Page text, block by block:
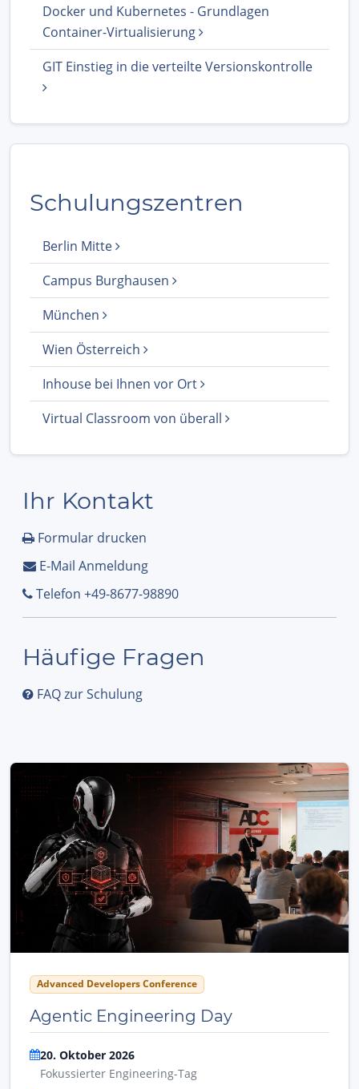
Docker und Kubernetes - Grundlagen
Container-Virtualisierung
GIT Einstieg in die verteilte Versionskontrolle
Schulungszentren
Berlin Mitte
Campus Burghausen
München
Wien Österreich
Inhouse bei Ihnen vor Ort
Virtual Classroom von überall
Ihr Kontakt
Formular drucken
E-Mail Anmeldung
Telefon +49-8677-98890
Häufige Fragen
FAQ zur Schulung
Advanced Developers Conference
Agentic Engineering Day
20. Oktober 2026
Fokussierter Engineering-Tag